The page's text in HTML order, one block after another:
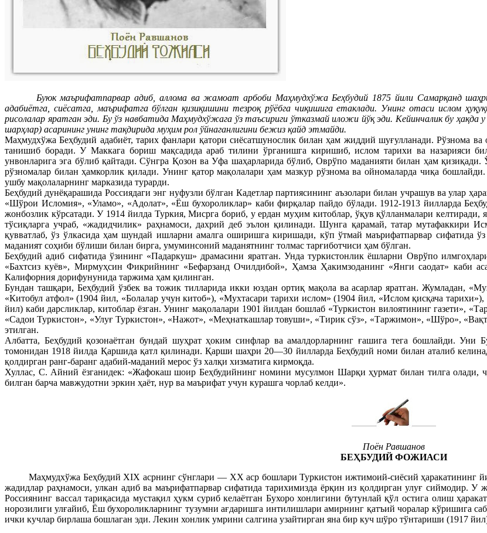
Буюк маърифатпарвар адиб, аллома ва жамоат арбоби Маҳмудхўжа Беҳбудий 1875 йили Самарқанд
адабиётга, сиёсатга, маърифатга бўлган қизиқишини тезроқ рўёбга чиқишига етаклади. Унинг отаси ислом
рисолалар яратган эди. Бу ўз навбатида Маҳмудхўжага ўз таъсириги ўтказмай иложи йўқ эди. Кейинчалик бу ҳақда
шарҳлар) асарининг унинг тақдирида муҳим рол ўйнаганлигини бежиз қайд этмайди.
Маҳмудхўжа Беҳбудий адабиёт, тарих фанлари қатори сиёсатшунослик билан ҳам жиддий шуғулланади. Рўзнома
танишиб боради. У Маккага бориш мақсадида араб тилини ўрганишга киришиб, ислом тарихи ва назарияси
унвонларига эга бўлиб қайтади. Сўнгра Қозон ва Уфа шаҳарларида бўлиб, Оврўпо маданияти билан ҳам
рўзномалар билан ҳамкорлик қилади. Унинг қатор мақолалари ҳам мазкур рўзнома ва ойномаларда чиқа
ушбу мақолаларнинг марказида турарди.
Беҳбудий дунёқарашида Россиядаги энг нуфузли бўлган Кадетлар партиясининг аъзолари билан учрашув ва улар
«Шўрои Исломия», «Уламо», «Адолат», «Ёш бухороликлар» каби фирқалар пайдо бўлади. 1912-1913 йилларда
жонбозлик кўрсатади. У 1914 йилда Туркия, Мисрга бориб, у ердан муҳим китоблар, ўқув қўлланмалари
тўсиқларга учраб, «жадидчилик» раҳнамоси, дахрий деб эълон қилинади. Шунга қарамай, татар мутафаккири
қувватлаб, ўз ўлкасида ҳам шундай ишларни амалга оширишга киришади, кўп ўтмай маърифатпарвар сифатида
маданият соҳиби бўлиши билан бирга, умуминсоний маданятнинг толмас тарғиботчиси ҳам бўлган.
Беҳбудий адиб сифатида ўзининг «Падаркуш» драмасини яратган. Унда туркистонлик ёшларни Оврўпо
«Бахтсиз куёв», Мирмуҳсин Фикрийнинг «Бефарзанд Очилдибой», Ҳамза Ҳакимзоданинг «Янги саодат» каби
Калифорния дорифунунида таржима ҳам қилинган.
Бундан ташқари, Беҳбудий ўзбек ва тожик тилларида икки юздан ортиқ мақола ва асарлар яратган. Жумладан,
«Китобул атфол» (1904 йил, «Болалар учун китоб»), «Мухтасари тарихи ислом» (1904 йил, «Ислом қисқача
йил) каби дарсликлар, китоблар ёзган. Унинг мақолалари 1901 йилдан бошлаб «Туркистон вилоятининг газети»,
«Садои Туркистон», «Улуғ Туркистон», «Нажот», «Меҳнаткашлар товуши», «Тирик сўз», «Таржимон», «Шўро»,
этилган.
Албатта, Беҳбудий қозонаётган бундай шуҳрат ҳоким синфлар ва амалдорларнинг ғашига тега бошлайди. Уни
томонидан 1918 йилда Қаршида қатл қилинади. Қарши шаҳри 20—30 йилларда Беҳбудий номи билан аталиб
қолдирган ранг-баранг адабий-маданий мерос ўз халқи хизматига кирмоқда.
Хуллас, С. Айний ёзганидек: «Жафокаш шоир Беҳбудийнинг номини мусулмон Шарқи ҳурмат билан тилга олади,
билган барча мавжудотни эркин ҳаёт, нур ва маърифат учун курашга чорлаб келди».
Поён Равшанов
БЕҲБУДИЙ ФОЖИАСИ
Маҳмудхўжа Беҳбудий XIX асрнинг сўнглари — ХХ аср бошлари Туркистон ижтимоий-сиёсий ҳаракатининг
жадидлар раҳнамоси, улкан адиб ва маърифатпарвар сифатида тарихимизда ёрқин из қолдирган улуғ сиймодир. У
Россиянинг вассал тариқасида мустақил ҳукм суриб келаётган Бухоро хонлигини бутунлай қўл остига олиш
норозилиги улғайиб, Ёш бухороликларнинг тузумни ағдаришга интилишлари амирнинг қатъий чоралар кўришига
ички кучлар бирлаша бошлаган эди. Лекин хонлик умрини салгина узайтирган яна бир куч шўро тўнтариши (1917